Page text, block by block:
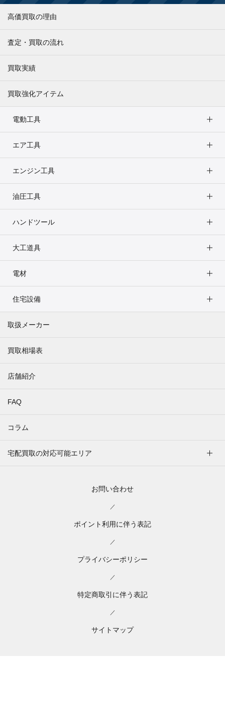
高価買取の理由
査定・買取の流れ
買取実績
買取強化アイテム
電動工具
エア工具
エンジン工具
油圧工具
ハンドツール
大工道具
電材
住宅設備
取扱メーカー
買取相場表
店舗紹介
FAQ
コラム
宅配買取の対応可能エリア
お問い合わせ
／
ポイント利用に伴う表記
／
プライバシーポリシー
／
特定商取引に伴う表記
／
サイトマップ